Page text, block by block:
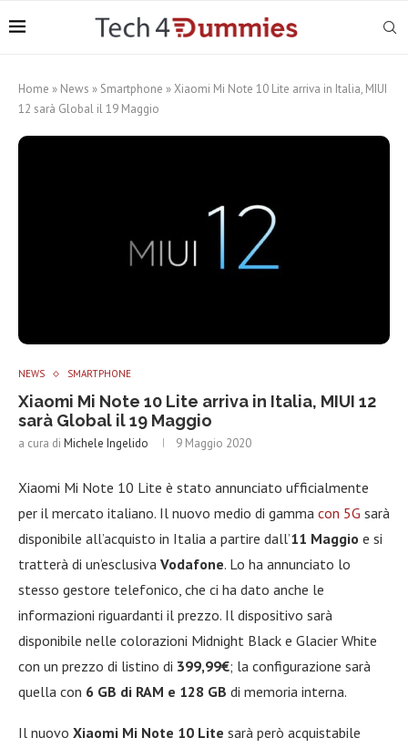
Home » News » Smartphone »Xiaomi Mi Note 10 Lite arriva in Italia, MIUI
12 sarà Global il 19 Maggio
NEWS SMARTPHONE
Xiaomi Mi Note 10 Lite arriva in Italia, MIUI 12
sarà Global il 19 Maggio
a cura di Michele Ingelido 9 Maggio 2020
Xiaomi Mi Note 10 Lite è stato annunciato ufficialmente
per il mercato italiano. Il nuovo medio di gamma con 5G sarà
disponibile all’acquisto in Italia a partire dall’11 Maggio e si
tratterà di un’esclusiva Vodafone. Lo ha annunciato lo
stesso gestore telefonico, che ci ha dato anche le
informazioni riguardanti il prezzo. Il dispositivo sarà
disponibile nelle colorazioni Midnight Black e Glacier White
con un prezzo di listino di 399,99€; la configurazione sarà
quella con 6 GB di RAM e 128 GB di memoria interna.
Il nuovo Xiaomi Mi Note 10 Lite sarà però acquistabile